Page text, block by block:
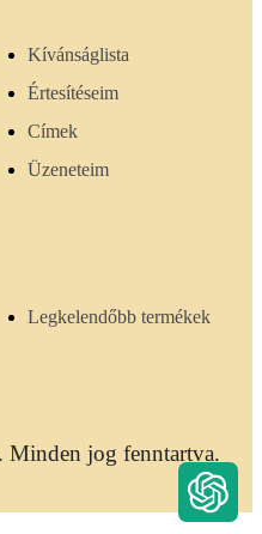
Kívánságlista
Értesítéseim
Címek
Üzeneteim
Legkelendőbb termékek
Minden jog fenntartva.